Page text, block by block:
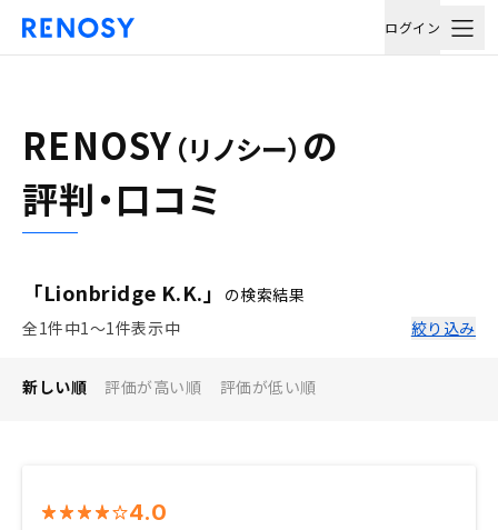
ログイン
RENOSY （リノシー） の
評判・口コミ
「Lionbridge K.K.」
の検索結果
全1件中1〜1件表示中
絞り込み
新しい順 評価が高い順 評価が低い順
4.0